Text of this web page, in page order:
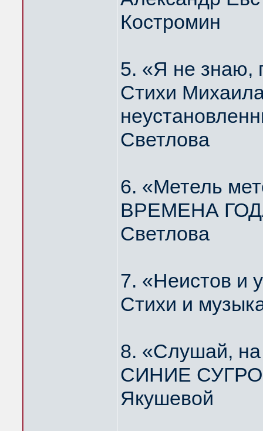
Костромин
5. «Я не знаю,
Стихи
Светлова
6. «Метель
ВРЕМЕНА
Светлова
7. «Неистов
Стихи и
8. «Слушай,
СИНИЕ
Якушевой